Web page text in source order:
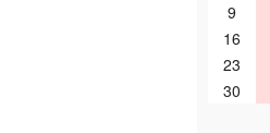
9
16
23
30